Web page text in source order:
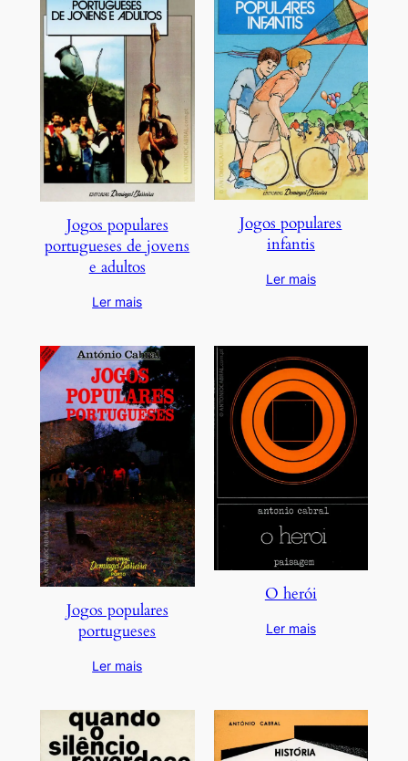
Jogos populares
portugueses de jovens
e adultos
Ler mais
Jogos populares
infantis
Ler mais
Jogos populares
portugueses
Ler mais
O herói
Ler mais